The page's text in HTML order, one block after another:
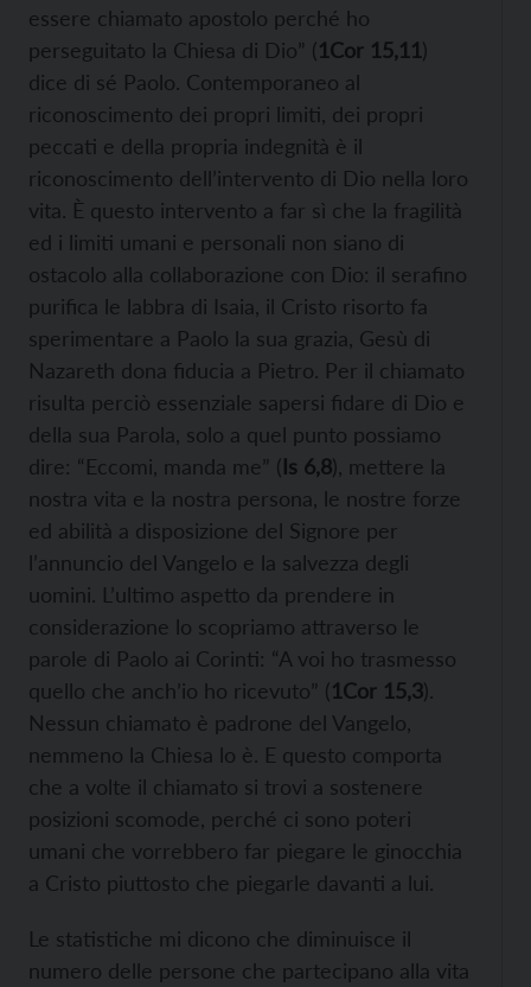
essere chiamato apostolo perché ho
perseguitato la Chiesa di Dio” (1Cor 15,11)
dice di sé Paolo. Contemporaneo al
riconoscimento dei propri limiti, dei propri
peccati e della propria indegnità è il
riconoscimento dell’intervento di Dio nella loro
vita. È questo intervento a far sì che la fragilità
ed i limiti umani e personali non siano di
ostacolo alla collaborazione con Dio: il serafino
purifica le labbra di Isaia, il Cristo risorto fa
sperimentare a Paolo la sua grazia, Gesù di
Nazareth dona fiducia a Pietro. Per il chiamato
risulta perciò essenziale sapersi fidare di Dio e
della sua Parola, solo a quel punto possiamo
dire: “Eccomi, manda me” (Is 6,8), mettere la
nostra vita e la nostra persona, le nostre forze
ed abilità a disposizione del Signore per
l’annuncio del Vangelo e la salvezza degli
uomini. L’ultimo aspetto da prendere in
considerazione lo scopriamo attraverso le
parole di Paolo ai Corinti: “A voi ho trasmesso
quello che anch’io ho ricevuto” (1Cor 15,3).
Nessun chiamato è padrone del Vangelo,
nemmeno la Chiesa lo è. E questo comporta
che a volte il chiamato si trovi a sostenere
posizioni scomode, perché ci sono poteri
umani che vorrebbero far piegare le ginocchia
a Cristo piuttosto che piegarle davanti a lui.
Le statistiche mi dicono che diminuisce il
numero delle persone che partecipano alla vita